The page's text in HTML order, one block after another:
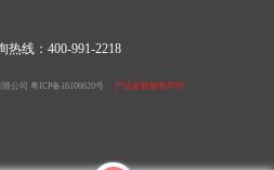
热线：400-991-2218
公司 粤ICP备16106620号 产品参数解释声明